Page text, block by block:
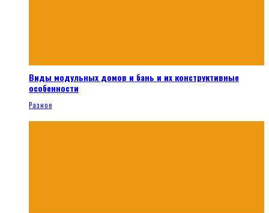
Виды модульных домов и бань и их конструктивные
особенности
Разное